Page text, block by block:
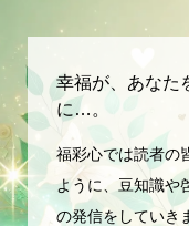
幸福が、あなた
に…。
福彩心では読者の
ように、豆知識や
の発信をしていき